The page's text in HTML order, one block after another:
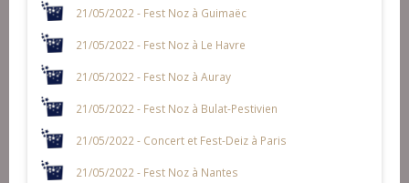
21/05/2022 - Fest Noz à Guimaëc
21/05/2022 - Fest Noz à Le Havre
21/05/2022 - Fest Noz à Auray
21/05/2022 - Fest Noz à Bulat-Pestivien
21/05/2022 - Concert et Fest-Deiz à Paris
21/05/2022 - Fest Noz à Nantes